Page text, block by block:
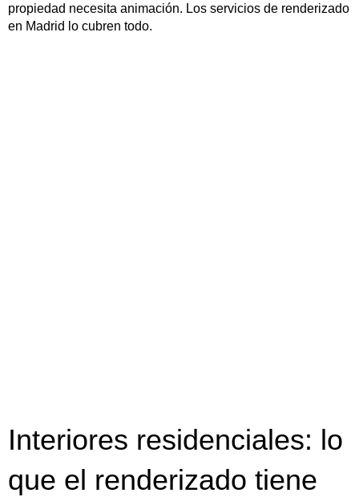
propiedad necesita animación. Los servicios de renderizado
en Madrid lo cubren todo.
Interiores residenciales: lo
que el renderizado tiene